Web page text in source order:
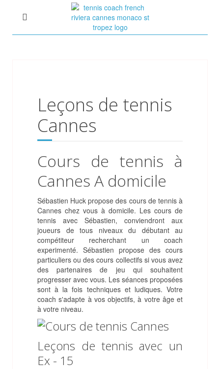
Leçons de tennis
Cannes
Cours de tennis à
Cannes A domicile
Sébastien Huck propose des cours de tennis à
Cannes chez vous à domicile. Les cours de
tennis avec Sébastien, conviendront aux
joueurs de tous niveaux du débutant au
compétiteur recherchant un coach
experimenté. Sébastien propose des cours
particuliers ou des cours collectifs si vous avez
des partenaires de jeu qui souhaitent
progresser avec vous. Les séances proposées
sont à la fois techniques et ludiques. Votre
coach s'adapte à vos objectifs, à votre âge et
à votre niveau.
Leçons de tennis avec un
Ex - 15